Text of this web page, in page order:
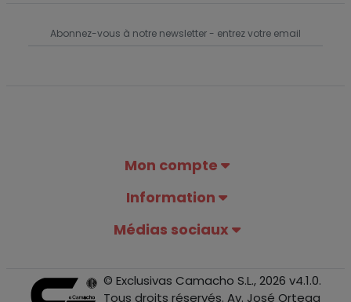
Mon compte
Information
Médias sociaux
© Exclusivas Camacho S.L., 2026 v4.1.0.
Tous droits réservés. Av. José Ortega